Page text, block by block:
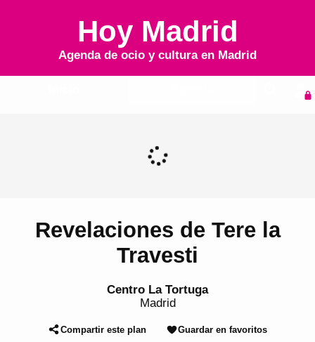
Hoy Madrid
Agenda de ocio y cultura en Madrid
Revelaciones de Tere la
Travesti
Centro La Tortuga
Madrid
Compartir este plan Guardar en favoritos